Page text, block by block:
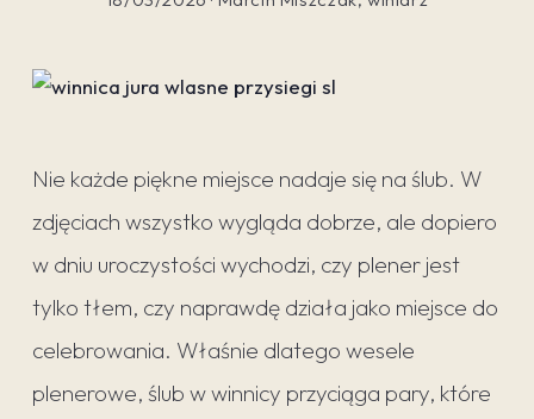
Nie każde piękne miejsce nadaje się na ślub. W
zdjęciach wszystko wygląda dobrze, ale dopiero
w dniu uroczystości wychodzi, czy plener jest
tylko tłem, czy naprawdę działa jako miejsce do
celebrowania. Właśnie dlatego wesele
plenerowe, ślub w winnicy przyciąga pary, które